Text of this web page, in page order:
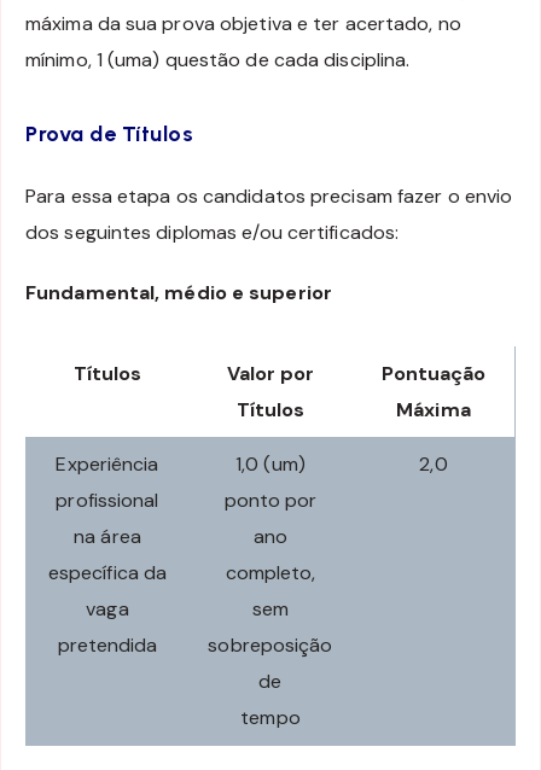
máxima da sua prova objetiva e ter acertado, no
mínimo, 1 (uma) questão de cada disciplina.
Prova de Títulos
Para essa etapa os candidatos precisam fazer o envio
dos seguintes diplomas e/ou certificados:
Fundamental, médio e superior
Títulos
Valor por
Títulos
Pontuação
Máxima
Experiência
profissional
na área
específica da
vaga
pretendida
1,0 (um)
ponto por
ano
completo,
sem
sobreposição
de
tempo
2,0